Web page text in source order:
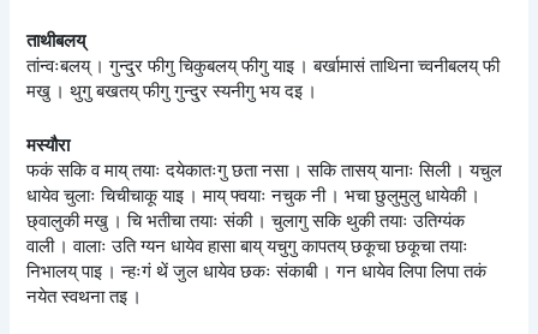
ताथीबलय्
तांन्वःबलय् । गुन्दु्र फीगु चिकुबलय् फीगु याइ । बर्खामासं ताथिना च्वनीबलय् फी
मखु । थुगु बखतय् फीगु गुन्दु्र स्यनीगु भय दइ ।
मस्यौरा
फकं सकि व माय् तयाः दयेकातःगु छता नसा । सकि तासय् यानाः सिली । यचुल
धायेव चुलाः चिचीचाकू याइ । माय् फ्वयाः नचुक नी । भचा छुलुमुलु धायेकी ।
छ्वालुकी मखु । चि भतीचा तयाः संकी । चुलागु सकि थुकी तयाः उतिग्यंक
वाली । वालाः उति ग्यन धायेव हासा बाय् यचुगु कापतय् छकूचा छकूचा तयाः
निभालय् पाइ । न्हःगं थें जुल धायेव छकः संकाबी । गन धायेव लिपा लिपा तकं
नयेत स्वथना तइ ।